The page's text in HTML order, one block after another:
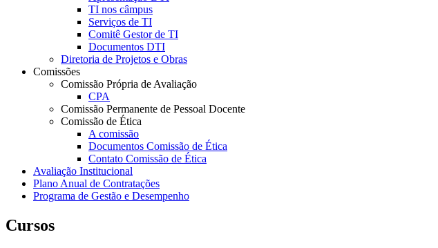
TI nos câmpus
Serviços de TI
Comitê Gestor de TI
Documentos DTI
Diretoria de Projetos e Obras
Comissões
Comissão Própria de Avaliação
CPA
Comissão Permanente de Pessoal Docente
Comissão de Ética
A comissão
Documentos Comissão de Ética
Contato Comissão de Ética
Avaliação Institucional
Plano Anual de Contratações
Programa de Gestão e Desempenho
Cursos